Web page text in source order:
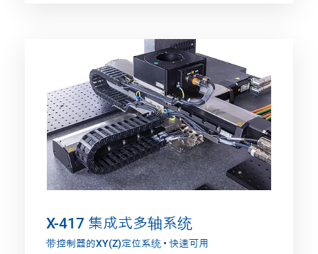
X-417 集成式多轴系统
带控制器的XY(Z)定位系统 • 快速可用